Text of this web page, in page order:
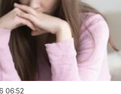
06:52